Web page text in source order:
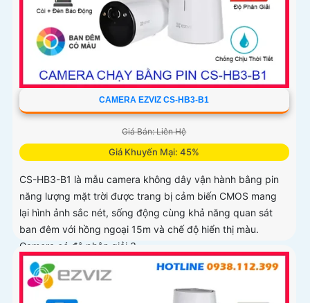
CAMERA EZVIZ CS-HB3-B1
Giá Bán: Liên Hệ
Giá Khuyến Mại: 45%
CS-HB3-B1 là mẫu camera không dây vận hành bằng pin
năng lượng mặt trời được trang bị cảm biến CMOS mang
lại hình ảnh sắc nét, sống động cùng khả năng quan sát
ban đêm với hồng ngoại 15m và chế độ hiển thị màu.
Camera có độ phân giải 3